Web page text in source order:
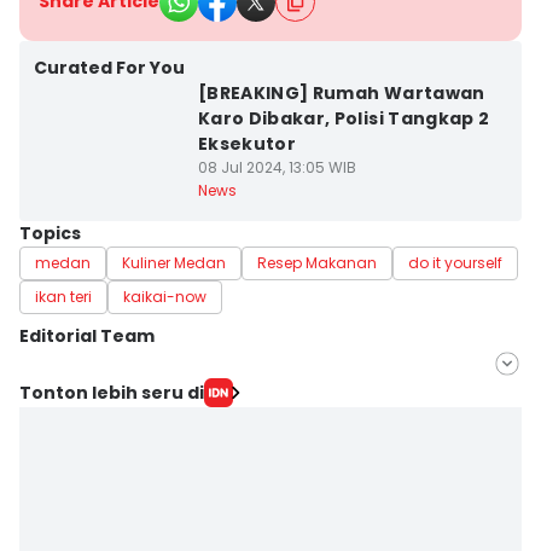
Curated For You
[BREAKING] Rumah Wartawan
Karo Dibakar, Polisi Tangkap 2
Eksekutor
08 Jul 2024, 13:05 WIB
News
Topics
medan Kuliner Medan Resep Makanan
do it yourself
ikan teri
kaikai-now
Editorial Team
Editor
Tonton lebih seru di